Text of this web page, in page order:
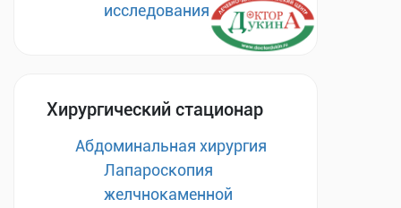
исследования
Хирургический стационар
Абдоминальная хирургия
Лапароскопия
желчнокаменной